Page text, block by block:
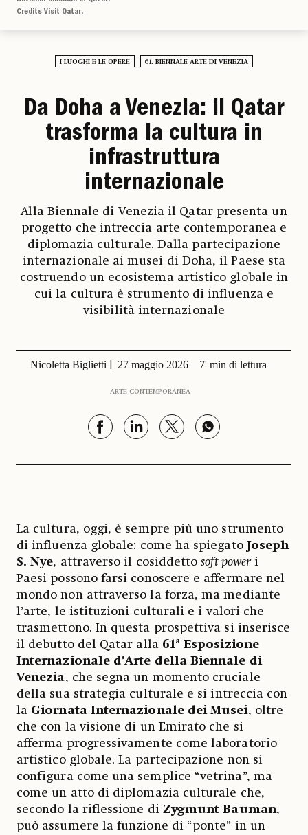
Credits Visit Qatar.
I LUOGHI E LE OPERE 61. BIENNALE ARTE DI VENEZIA
Da Doha a Venezia: il Qatar
trasforma la cultura in
infrastruttura
internazionale
Alla Biennale di Venezia il Qatar presenta un
progetto che intreccia arte contemporanea e
diplomazia culturale. Dalla partecipazione
internazionale ai musei di Doha, il Paese sta
costruendo un ecosistema artistico globale in
cui la cultura è strumento di influenza e
visibilità internazionale
Nicoletta Biglietti 27 maggio 2026 7' min di lettura
ARTE CONTEMPORANEA
La cultura, oggi, è sempre più uno strumento
di influenza globale: come ha spiegato Joseph
S. Nye, attraverso il cosiddettosoft poweri
Paesi possono farsi conoscere e affermare nel
mondo non attraverso la forza, ma mediante
l’arte, le istituzioni culturali e i valori che
trasmettono. In questa prospettiva si inserisce
il debutto del Qatar alla 61ª Esposizione
Internazionale d’Arte della Biennale di
Venezia, che segna un momento cruciale
della sua strategia culturale e si intreccia con
la Giornata Internazionale dei Musei, oltre
che con la visione di un Emirato che si
afferma progressivamente come laboratorio
artistico globale. La partecipazione non si
configura come una semplice “vetrina”, ma
come un atto di diplomazia culturale che,
secondo la riflessione di Zygmunt Bauman,
può assumere la funzione di “ponte” in un